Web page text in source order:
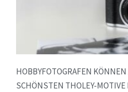
HOBBYFOTOGRAFEN
SCHÖNSTEN THOLEY-MOTIVE